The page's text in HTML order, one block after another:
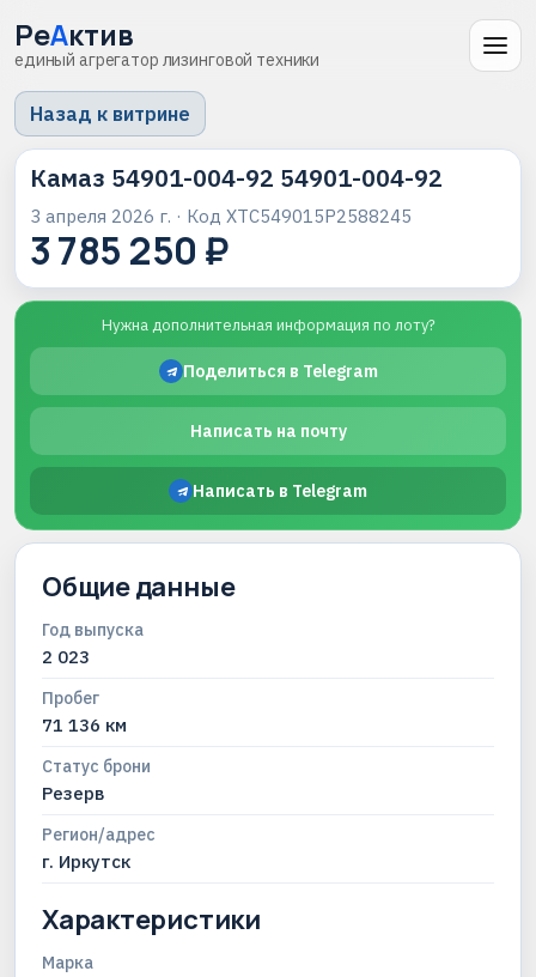
РеАктив
единый агрегатор лизинговой техники
Назад к витрине
Камаз 54901-004-92 54901-004-92
3 апреля 2026 г. · Код XTC549015P2588245
3 785 250 ₽
Нужна дополнительная информация по лоту?
Поделиться в Telegram
Написать на почту
Написать в Telegram
Общие данные
Год выпуска
2 023
Пробег
71 136 км
Статус брони
Резерв
Регион/адрес
г. Иркутск
Характеристики
Марка